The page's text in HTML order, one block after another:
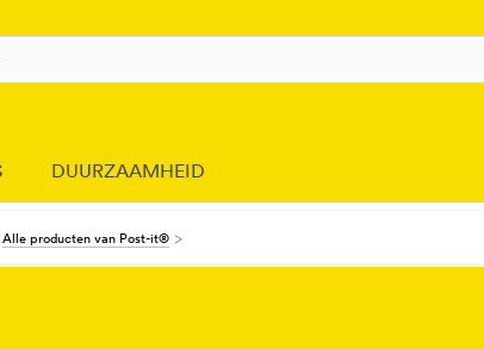
DUURZAAMHEID
Alle producten van Post-it®